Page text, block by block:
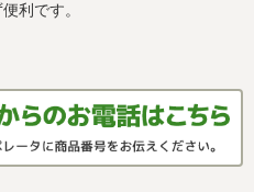
利です。